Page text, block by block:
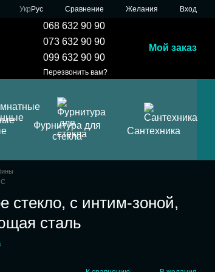
Укр Рус Сравнение Желания Вход
068 632 90 90
073 632 90 90
099 632 90 90
Перезвонить вам?
Мой заказ
Фурнитура для
стекла
Сантехника
стекло, с интим-зоной,
сталь